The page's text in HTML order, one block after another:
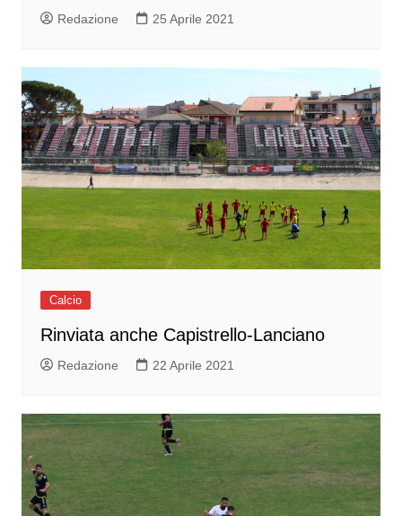
Redazione 25 Aprile 2021
Calcio
Rinviata anche Capistrello-Lanciano
Redazione 22 Aprile 2021